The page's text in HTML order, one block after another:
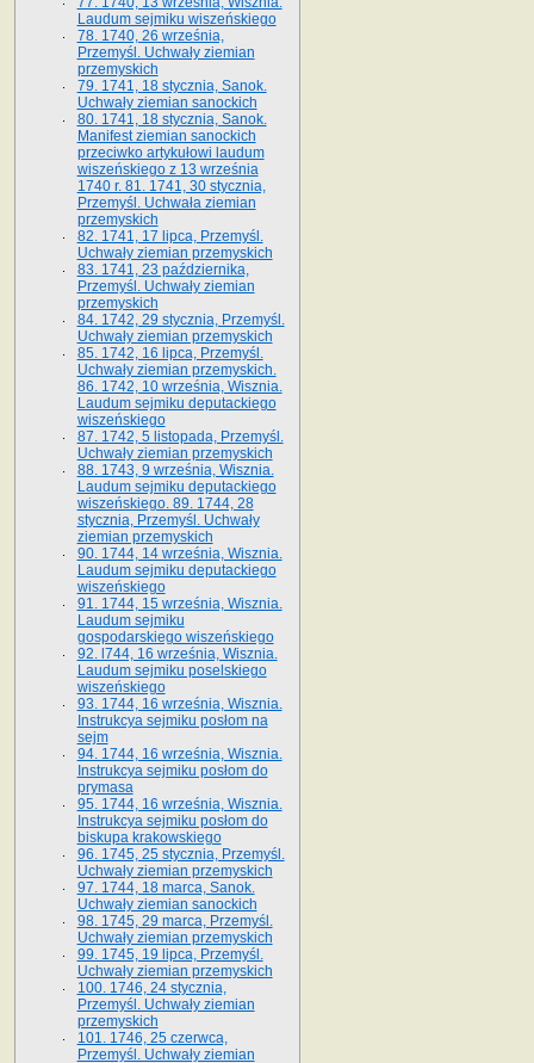
Laudum sejmiku wiszeńskiego
78. 1740, 26 września,
Przemyśl. Uchwały ziemian
przemyskich
79. 1741, 18 stycznia, Sanok.
Uchwały ziemian sanockich
80. 1741, 18 stycznia, Sanok.
Manifest ziemian sanockich
przeciwko artykułowi laudum
wiszeńskiego z 13 wrze­śnia
1740 r. 81. 1741, 30 stycznia,
Przemyśl. Uchwała ziemian
przemyskich
82. 1741, 17 lipca, Przemyśl.
Uchwały ziemian przemyskich
83. 1741, 23 października,
Przemyśl. Uchwały ziemian
przemyskich
84. 1742, 29 stycznia, Przemyśl.
Uchwały ziemian przemyskich
85. 1742, 16 lipca, Przemyśl.
Uchwały ziemian przemyskich.
86. 1742, 10 września, Wisznia.
Laudum sejmiku deputackiego
wiszeńskiego
87. 1742, 5 listopada, Przemyśl.
Uchwały ziemian przemyskich
88. 1743, 9 września, Wisznia.
Laudum sejmiku deputackiego
wiszeńskiego. 89. 1744, 28
stycznia, Przemyśl. Uchwały
ziemian przemyskich
90. 1744, 14 września, Wisznia.
Laudum sejmiku deputackiego
wiszeńskiego
91. 1744, 15 września, Wisznia.
Laudum sejmiku
gospodarskiego wiszeńskiego
92. l744, 16 września, Wisznia.
Laudum sejmiku poselskiego
wiszeńskiego
93. 1744, 16 września, Wisznia.
Instrukcya sejmiku posłom na
sejm
94. 1744, 16 września, Wisznia.
Instrukcya sejmiku posłom do
prymasa
95. 1744, 16 września, Wisznia.
Instrukcya sejmiku posłom do
biskupa krakowskiego
96. 1745, 25 stycznia, Przemyśl.
Uchwały ziemian przemyskich
97. 1744, 18 marca, Sanok.
Uchwały ziemian sanockich
98. 1745, 29 marca, Przemyśl.
Uchwały ziemian przemyskich
99. 1745, 19 lipca, Przemyśl.
Uchwały ziemian przemyskich
100. 1746, 24 stycznia,
Przemyśl. Uchwały ziemian
przemyskich
101. 1746, 25 czerwca,
Przemyśl. Uchwały ziemian